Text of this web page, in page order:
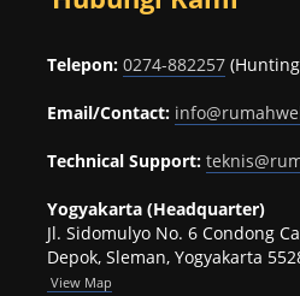
Telepon: 0274-882257
Email/Contact:
Technical Support:
Yogyakarta (Headquarter)
Jl. Sidomulyo No. 6 Condong
Depok, Sleman, Yogyakarta
View Map